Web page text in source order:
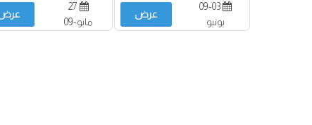
09-03
يونيو
عرض
27
مايو-09